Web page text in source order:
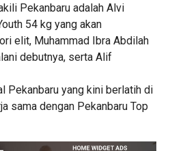
Pekanbaru adalah Alvi
54 kg yang akan
elit, Muhammad Ibra Abdilah
debutnya, serta Alif
Pekanbaru yang kini berlatih di
sama dengan Pekanbaru Top